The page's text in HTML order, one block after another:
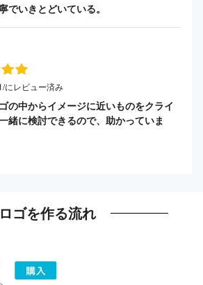
でいきとどいている。
にレビュー済み
の中からイメージに近いものをクライ
緒に検討できるので、助かっていま
ロゴを作る流れ